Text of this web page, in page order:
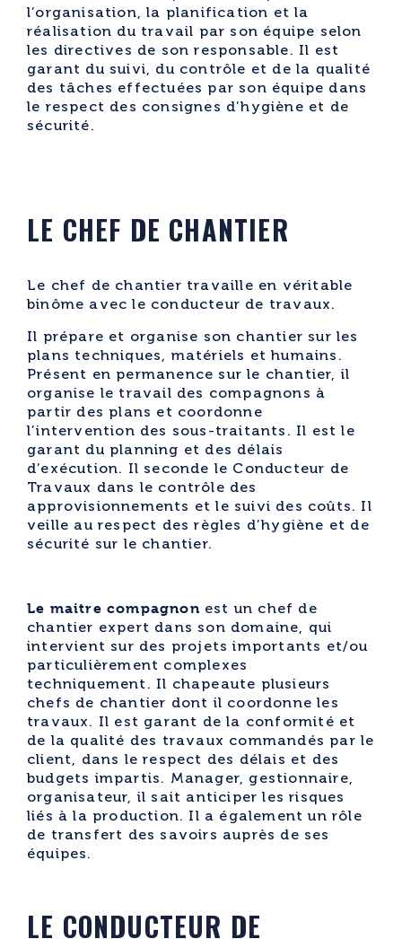
l’organisation, la planification et la
réalisation du travail par son équipe selon
les directives de son responsable. Il est
garant du suivi, du contrôle et de la qualité
des tâches effectuées par son équipe dans
le respect des consignes d’hygiène et de
sécurité.
LE CHEF DE CHANTIER
Le chef de chantier travaille en véritable
binôme avec le conducteur de travaux.
Il prépare et organise son chantier sur les
plans techniques, matériels et humains.
Présent en permanence sur le chantier, il
organise le travail des compagnons à
partir des plans et coordonne
l’intervention des sous-traitants. Il est le
garant du planning et des délais
d’exécution. Il seconde le Conducteur de
Travaux dans le contrôle des
approvisionnements et le suivi des coûts. Il
veille au respect des règles d’hygiène et de
sécurité sur le chantier.
Le maitre compagnon est un chef de
chantier expert dans son domaine, qui
intervient sur des projets importants et/ou
particulièrement complexes
techniquement. Il chapeaute plusieurs
chefs de chantier dont il coordonne les
travaux. Il est garant de la conformité et
de la qualité des travaux commandés par le
client, dans le respect des délais et des
budgets impartis. Manager, gestionnaire,
organisateur, il sait anticiper les risques
liés à la production. Il a également un rôle
de transfert des savoirs auprès de ses
équipes.
LE CONDUCTEUR DE